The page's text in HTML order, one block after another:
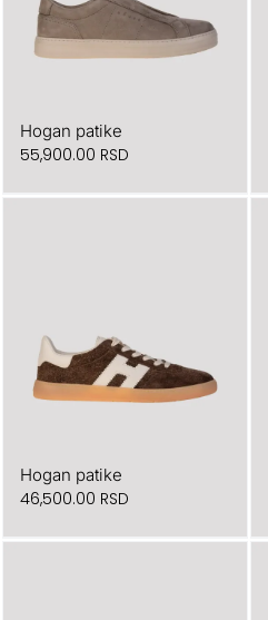
Hogan patike
55,900.00 RSD
Hogan patike
46,500.00 RSD